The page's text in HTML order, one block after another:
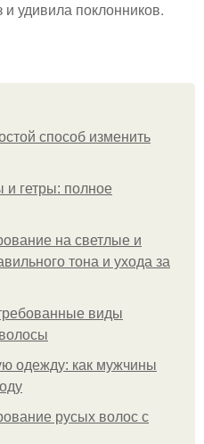
удивила поклонников.
способ изменить
и гетры: полное
на светлые и
тона и ухода за
виды
одежду: как мужчины
русых волос с